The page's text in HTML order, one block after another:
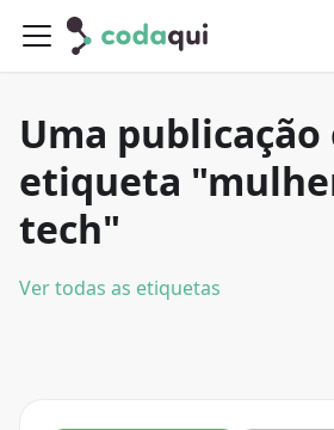
Uma publicação
etiqueta
tech"
Ver todas as etiquetas